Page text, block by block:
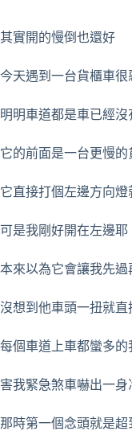
其實開的慢倒也還好
今天遇到一台貨櫃車很
明明車道都是車已經
它的前面是一台更慢的
它直接打個左邊方向燈
可是我剛好開在左邊耶
本來以為它會讓我先過
沒想到他車頭一扭就直
每個車道上車都蠻多的
害我緊急煞車嚇出一身
那時第一個念頭就是